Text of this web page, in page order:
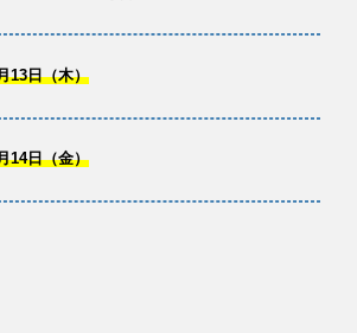
13日（木）
14日（金）